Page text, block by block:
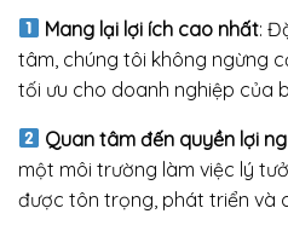
Mang lại lợi ích cao nhất:
tâm, chúng tôi không ngừng
tối ưu cho doanh nghiệp của
Quan tâm đến quyền lợi
một môi trường làm việc lý
được tôn trọng, phát triển và